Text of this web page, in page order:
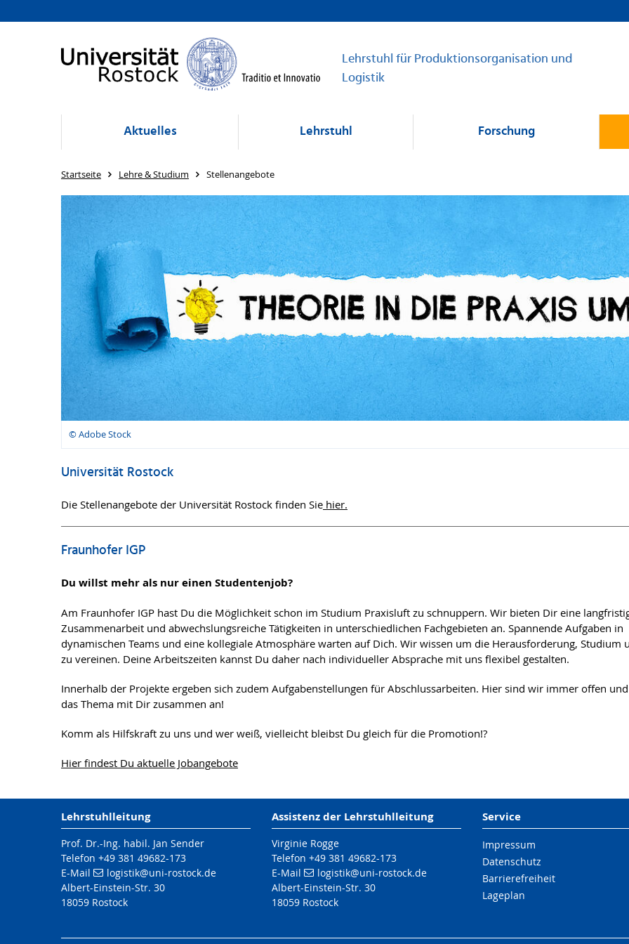
Lehrstuhl für Produktionsorganisation und
Logistik
Aktuelles Lehrstuhl Forschung
Startseite Lehre & Studium Stellenangebote
© Adobe Stock
Universität Rostock
Die Stellenangebote der Universität Rostock finden Sie hier.
Fraunhofer IGP
Du willst mehr als nur einen Studentenjob?
Am Fraunhofer IGP hast Du die Möglichkeit schon im Studium Praxisluft zu schnuppern. Wir bieten Dir eine
Zusammenarbeit und abwechslungsreiche Tätigkeiten in unterschiedlichen Fachgebieten an. Spannende Aufgaben in
dynamischen Teams und eine kollegiale Atmosphäre warten auf Dich. Wir wissen um die Herausforderung, Studium
zu vereinen. Deine Arbeitszeiten kannst Du daher nach individueller Absprache mit uns flexibel gestalten.
Innerhalb der Projekte ergeben sich zudem Aufgabenstellungen für Abschlussarbeiten. Hier sind wir immer offen
das Thema mit Dir zusammen an!
Komm als Hilfskraft zu uns und wer weiß, vielleicht bleibst Du gleich für die Promotion!?
Hier findest Du aktuelle Jobangebote
Lehrstuhlleitung
Prof. Dr.-Ing. habil. Jan Sender
Telefon +49 381 49682-173
E-Mail
logistik@uni-rostock.de
Albert-Einstein-Str. 30
18059 Rostock
Assistenz der Lehrstuhlleitung
Virginie Rogge
Telefon +49 381 49682-173
E-Mail
logistik@uni-rostock.de
Albert-Einstein-Str. 30
18059 Rostock
Service
Impressum
Datenschutz
Barrierefreiheit
Lageplan